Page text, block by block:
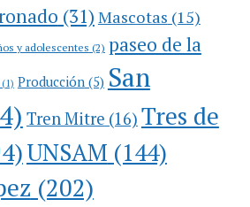
(31) Mascotas (15)
y adolescentes (2) paseo de la
Producción(5) San
Tren Mitre (16) Tres de
UNSAM (144)
(202)